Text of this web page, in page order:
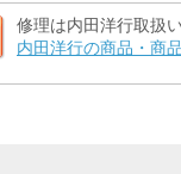
修理は内田洋行取扱
内田洋行の商品・商